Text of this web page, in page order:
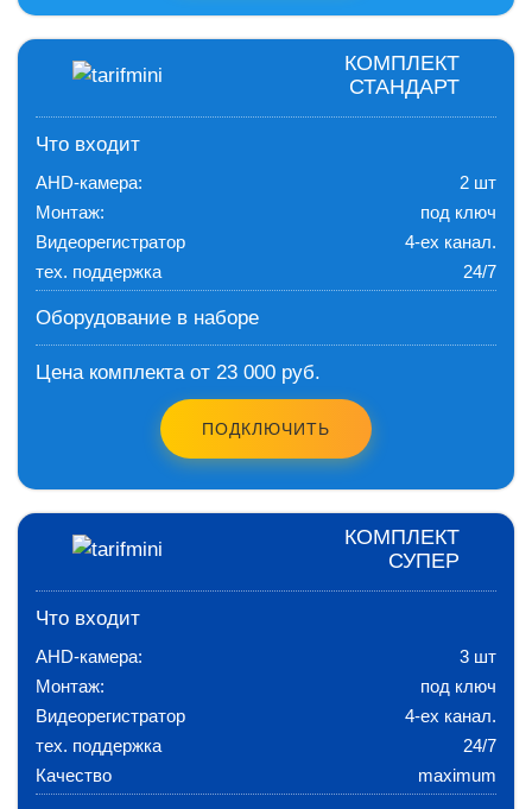
КОМПЛЕКТ
СТАНДАРТ
Что входит
AHD-камера:
2 шт
Монтаж:
под ключ
Видеорегистратор
4-ех канал.
тех. поддержка
24/7
Оборудование в наборе
Цена комплекта от 23 000 руб.
ПОДКЛЮЧИТЬ
КОМПЛЕКТ
СУПЕР
Что входит
AHD-камера:
3 шт
Монтаж:
под ключ
Видеорегистратор
4-ех канал.
тех. поддержка
24/7
Качество
maximum